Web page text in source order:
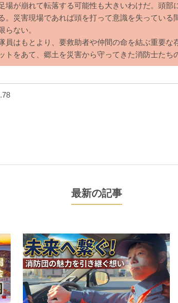
場が崩れて転落する可能性も大きいわけだ。頭
。災害現場であれば頭を打って意識を失っている
らない。
員はもとより、要救助者や仲間の命を結ぶ重要
をあて、郷土を災害から守ってきた消防士たち
最新の記事